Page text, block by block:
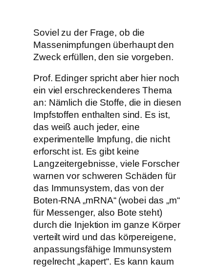
Soviel zu der Frage, ob die
Massenimpfungen überhaupt den
Zweck erfüllen, den sie vorgeben.
Prof. Edinger spricht aber hier noch
ein viel erschreckenderes Thema
an: Nämlich die Stoffe, die in diesen
Impfstoffen enthalten sind. Es ist,
das weiß auch jeder, eine
experimentelle Impfung, die nicht
erforscht ist. Es gibt keine
Langzeitergebnisse, viele Forscher
warnen vor schweren Schäden für
das Immunsystem, das von der
Boten-RNA „mRNA“ (wobei das „m“
für Messenger, also Bote steht)
durch die Injektion im ganze Körper
verteilt wird und das körpereigene,
anpassungsfähige Immunsystem
regelrecht „kapert“. Es kann kaum